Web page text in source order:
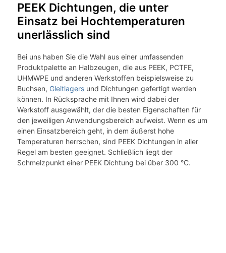
PEEK Dichtungen, die unter
Einsatz bei Hochtemperaturen
unerlässlich sind
Bei uns haben Sie die Wahl aus einer umfassenden
Produktpalette an Halbzeugen, die aus PEEK, PCTFE,
UHMWPE und anderen Werkstoffen beispielsweise zu
Buchsen, Gleitlagers und Dichtungen gefertigt werden
können. In Rücksprache mit Ihnen wird dabei der
Werkstoff ausgewählt, der die besten Eigenschaften für
den jeweiligen Anwendungsbereich aufweist. Wenn es um
einen Einsatzbereich geht, in dem äußerst hohe
Temperaturen herrschen, sind PEEK Dichtungen in aller
Regel am besten geeignet. Schließlich liegt der
Schmelzpunkt einer PEEK Dichtung bei über 300 °C.